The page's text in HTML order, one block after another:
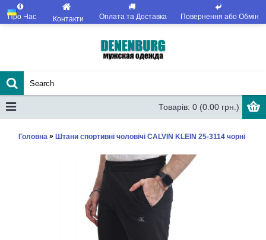
Про Нас Контакти Оплата та Доставка Повернення або Обмін
Товарів: 0 (0.00 грн.)
Головна » Штани спортивні чоловічі CALVIN KLEIN 25-3114 чорні